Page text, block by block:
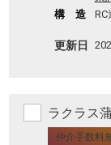
構 造
更新日
ラクラス
仲介手数料